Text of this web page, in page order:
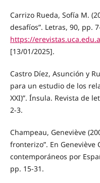
Carrizo Rueda, Sofía M.
desafíos”. Letras, 90, pp.
https://
[13/01/2025].
Castro Díez, Asunción y
para un estudio de los
XXI)”. Ínsula. Revista de
2-3.
Champeau, Geneviève
fronterizo”. En Geneviève
contemporáneos por
pp. 15-31.